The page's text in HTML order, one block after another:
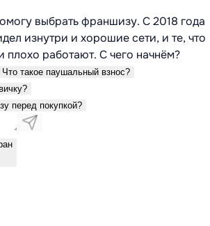
выбрать франшизу. С 2018 года
изнутри и хорошие сети, и те, что
работают. С чего начнём?
Что такое паушальный взнос?
перед покупкой?